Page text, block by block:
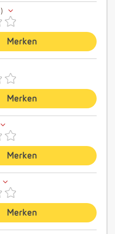
Merken
Merken
Merken
Merken